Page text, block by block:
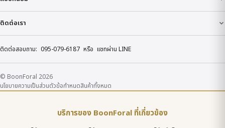
ติดต่อเรา
ติดต่อสอบถาม: 095-079-6187 หรือ แชทผ่าน LINE
© BoonForal 2026
นโยบายความเป็นส่วนตัวข้อกำหนดสินค้าทั้งหมด
บริการของ BoonForal ที่เกี่ยวข้อง